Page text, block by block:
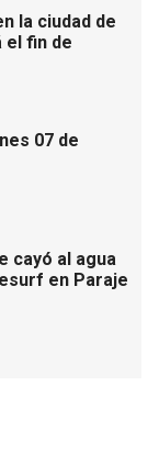
la ciudad de
el fin de
07 de
cayó al agua
en Paraje